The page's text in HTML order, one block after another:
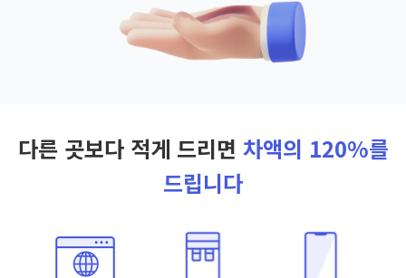
다른 곳보다 적게 드리면 차액의 120%를
드립니다